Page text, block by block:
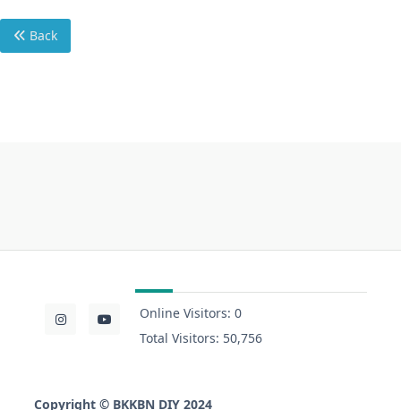
Back
Online Visitors:0
Total Visitors: 50,756
Copyright © BKKBN DIY 2024